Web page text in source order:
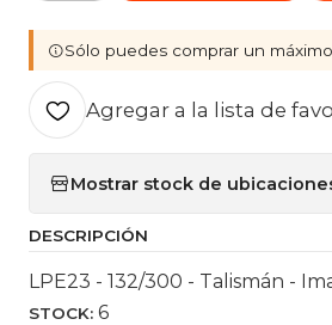
Sólo puedes comprar un
Agregar a la lista de
Mostrar stock de
DESCRIPCIÓN
LPE23 - 132/300 - Talismán -
STOCK: 6